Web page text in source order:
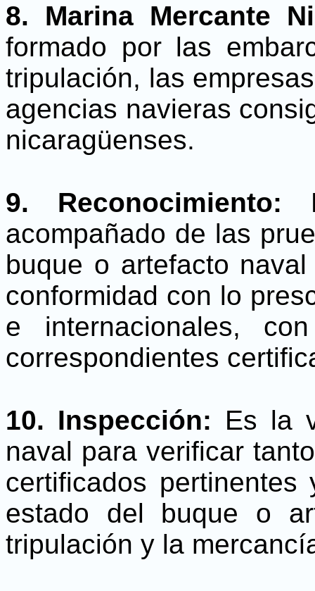
8. Marina Mercante
formado por las
tripulación, las
agencias navieras
nicaragüenses.
9. Reconocimiento:
acompañado de las
buque o artefacto
conformidad con lo
e internacionales,
correspondientes
10. Inspección: Es la
naval para verificar
certificados
estado del buque o
tripulación y la